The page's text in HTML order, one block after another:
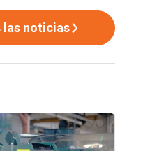
las noticias